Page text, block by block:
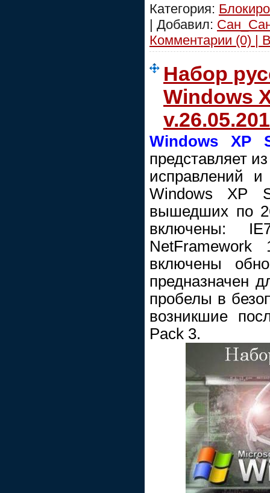
Категория:
| Добавил:
Комментарии (0) |
Набор
Windows
Windows XP
представляет
исправлений
Windows XP
вышедших по
включены:
включены
предназначен
пробелы в
возникшие
Pack 3.